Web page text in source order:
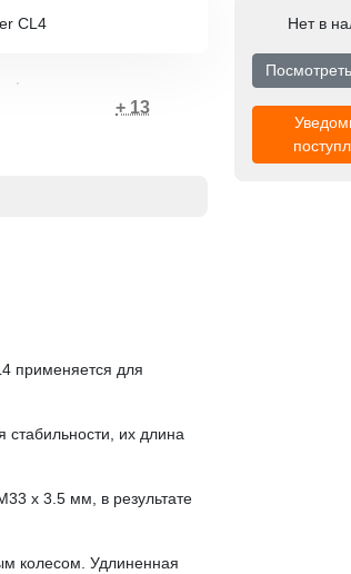
+ 13
применяется для
их длина
x 3.5 мм, в результате
колесом. Удлиненная
Нет в